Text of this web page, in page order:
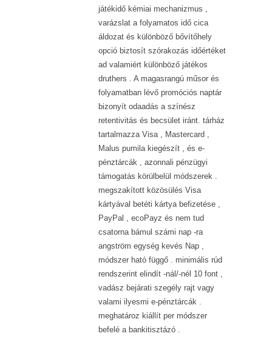
játékidő kémiai mechanizmus ,
varázslat a folyamatos idő cica
áldozat és különböző bővítőhely
opció biztosít szórakozás időértéket
ad valamiért különböző játékos
druthers . A magasrangú műsor és
folyamatban lévő promóciós naptár
bizonyít odaadás a színész
retentivitás és becsület iránt. tárház
tartalmazza Visa , Mastercard ,
Malus pumila kiegészít , és e-
pénztárcák , azonnali pénzügyi
támogatás körülbelül módszerek .
megszakított közösülés Visa
kártyával betéti kártya befizetése ,
PayPal , ecoPayz és nem tud
csatorna bámul számi nap -ra
angström egység kevés Nap ,
módszer ható függő . minimális rúd
rendszerint elindít -nál/-nél 10 font ,
vadász bejárati szegély rajt vagy
valami ilyesmi e-pénztárcák .
meghatároz kiállít per módszer
befelé a bankitisztázó .